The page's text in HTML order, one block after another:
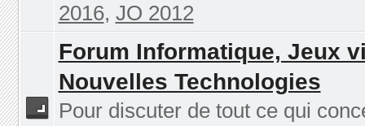
2016, JO 2012
Forum Informatique, Jeux
Nouvelles Technologies
Pour discuter de tout ce qui